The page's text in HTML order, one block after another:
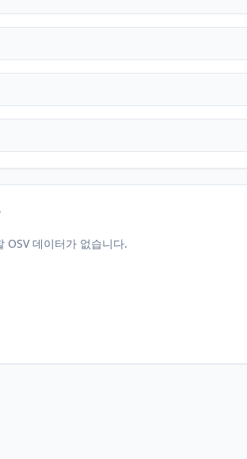
OSV 데이터가 없습니다.